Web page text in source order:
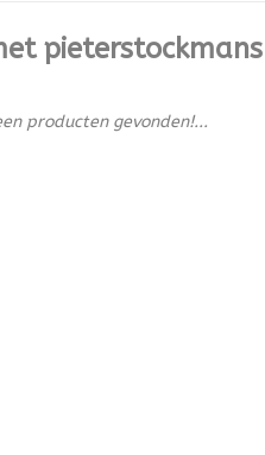
pieterstockmans
producten gevonden!...